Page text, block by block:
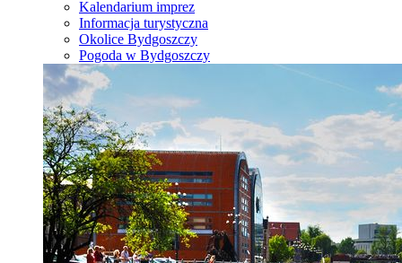
Kalendarium imprez
Informacja turystyczna
Okolice Bydgoszczy
Pogoda w Bydgoszczy